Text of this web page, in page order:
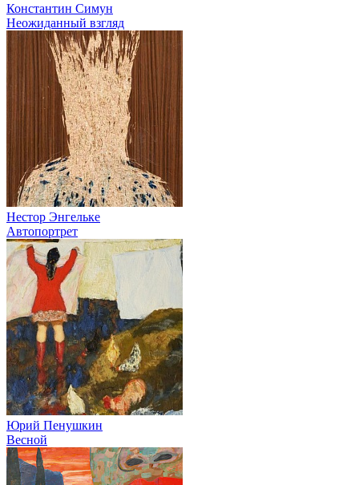
Константин Симун
Неожиданный взгляд
Нестор Энгельке
Автопортрет
Юрий Пенушкин
Весной